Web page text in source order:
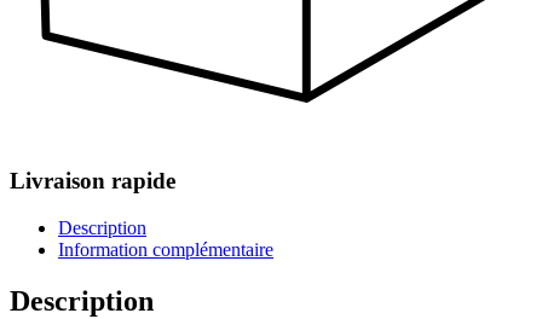
Livraison rapide
Description
Information complémentaire
Description